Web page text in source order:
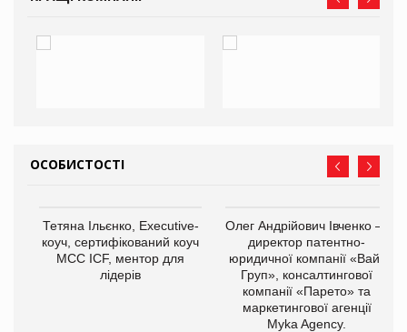
ОСОБИСТОСТІ
Тетяна Ільєнко, Executive-
коуч, сертифікований коуч
МСС ICF, ментор для
лідерів
Олег Андрійович Івченко —
директор патентно-
юридичної компанії «Вайз
Груп», консалтингової
компанії «Парето» та
маркетингової агенції
Myka Agency.